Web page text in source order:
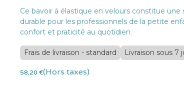
Ce bavoir à élastique en velours constitue
durable pour les professionnels de la petite
confort et praticité au quotidien.
Frais de livraison - standard Livraison sous 7
58,20 €(Hors taxes)